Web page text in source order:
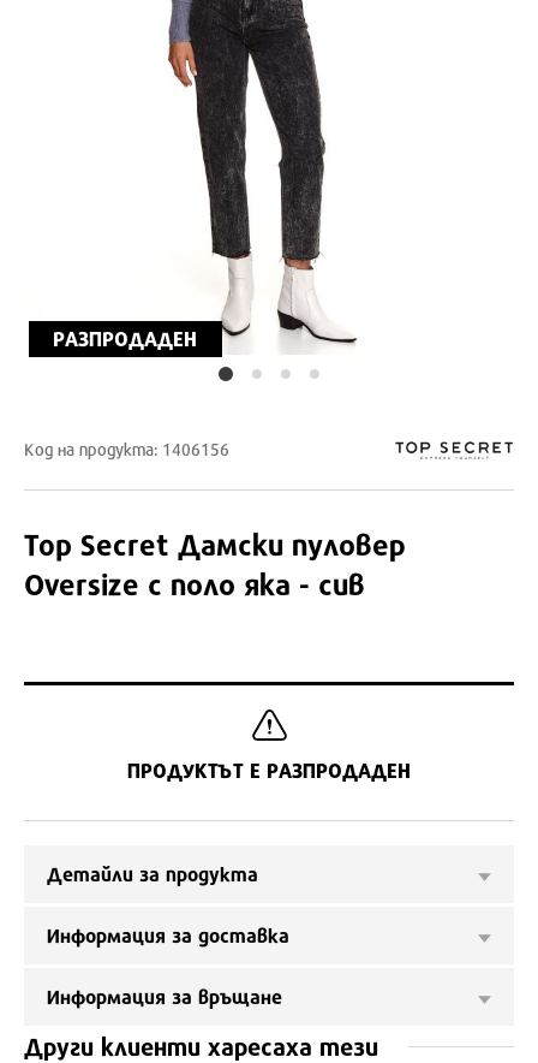
РАЗПРОДАДЕН
Код на продукта: 1406156
Top Secret Дамски пуловер
Оversize с поло яка - сив
ПРОДУКТЪТ Е РАЗПРОДАДЕН
Детайли за продукта
Информация за доставка
Информация за връщане
Други клиенти харесаха тези